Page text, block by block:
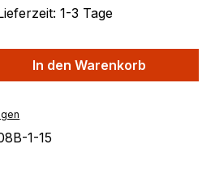
1-3 Tage
Gib den
In den Warenkorb
1-15